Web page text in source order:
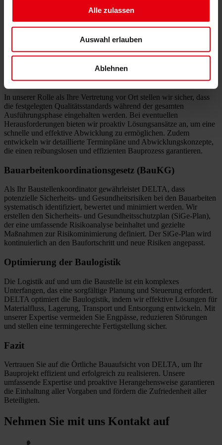
Alle zulassen
Auswahl erlauben
Ablehnen
umfassendes Leistungsverzeichnis, das als Grundlage für den
Leistungen klar definiert.
Überwachung der Bauausführung
In unserer Rolle als Ihre Vertretung vor Ort stellen wir sicher, dass
die festgelegten Qualitätsstandards während der gesamten
Ausführungsphase eingehalten werden. Bei eventuellen
Herausforderungen bieten wir proaktiv Lösungsansätze an, um eine
schnelle und effektive Abwicklung zu ermöglichen. Zudem
entwickeln wir detaillierte Terminpläne und Abwicklungskonzepte,
die einen reibungslosen und effizienten Bauprozess garantieren.
Bauarbeiten­koordinationsgesetz (BauKG)
Als Ihr Baustellenkoordinator gewährleistet DELTA, dass
potenzielle Sicherheits- und Gesundheitsrisiken bei den Bauarbeiten
systematisch identifiziert, bewertet und minimiert werden. Wir
erstellen den Sicherheits- und Gesundheitsschutzplan (SiGe-Plan),
der eine umfassende Risikoanalyse beinhaltet und gezielte
Maßnahmen zur Risikominimierung definiert. Der SiGe-Plan wird
kontinuierlich an den Baufortschritt und neue Risiken angepasst.
Optimierung der Baulogistik
Die Logistik auf und um die Baustelle ist ein komplexes
Unterfangen, das eine sorgfältige Planung und Steuerung erfordert.
DELTA optimiert die Baulogistik, indem wir effektive Lösungen für
Materialfluss, Lagerung, Transport und Entsorgung entwickeln. Mit
unserer Expertise vermeiden Sie Engpässe, reduzieren Störungen
und stellen eine termingerechte Fertigstellung sicher.
Fazit
Vertrauen Sie auf die Örtliche Bauaufsicht von DELTA, um Ihr
Bauprojekt effizient und erfolgreich zu realisieren. Unsere
umfassende Expertise und proaktive Herangehensweise garantieren
die Einhaltung aller Vorgaben und fördern die Zufriedenheit aller
Beteiligten.
Nehmen Sie mit uns Kontakt auf